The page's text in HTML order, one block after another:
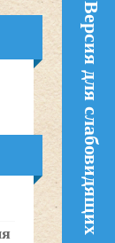
Версия для слабовидящих